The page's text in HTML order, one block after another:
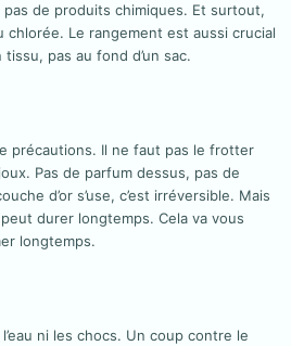
pas de produits chimiques. Et surtout,
chlorée. Le rangement est aussi crucial
pas au fond d’un sac.
précautions. Il ne faut pas le frotter
Pas de parfum dessus, pas de
d’or s’use, c’est irréversible. Mais
durer longtemps. Cela va vous
longtemps.
l’eau ni les chocs. Un coup contre le